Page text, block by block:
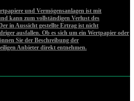
und Vermögensanlagen ist mit
kann zum vollständigen Verlust des
in Aussicht gestellte Ertrag ist nicht
ausfallen. Ob es sich um ein Wertpapier oder
Sie der Beschreibung der
Anbieter direkt entnehmen.